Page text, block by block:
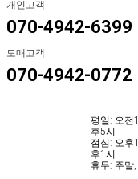
개인고객
070-4942-6399
도매고객
070-4942-0772
평일: 오전
후5시
점심: 오후
후1시
휴무: 주말